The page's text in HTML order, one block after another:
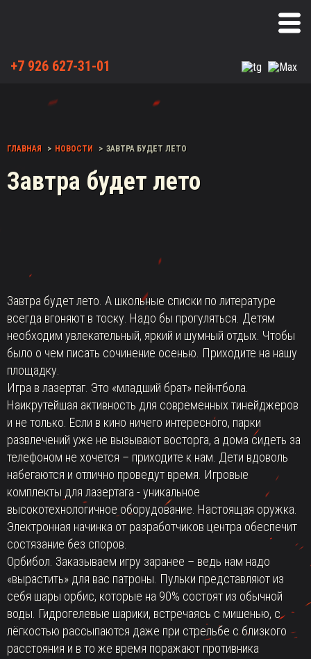
+7 926 627-31-01
ГЛАВНАЯ НОВОСТИ ЗАВТРА БУДЕТ ЛЕТО
Завтра будет лето
Завтра будет лето. А школьные списки по литературе
всегда вгоняют в тоску. Надо бы прогуляться. Детям
необходим увлекательный, яркий и шумный отдых. Чтобы
было о чем писать сочинение осенью. Приходите на нашу
площадку.
Игра в лазертаг. Это «младший брат» пейнтбола.
Наикрутейшая активность для современных тинейджеров
и не только. Если в кино ничего интересного, парки
развлечений уже не вызывают восторга, а дома сидеть за
телефоном не хочется – приходите к нам. Дети вдоволь
набегаются и отлично проведут время. Игровые
комплекты для лазертага - уникальное
высокотехнологичное оборудование. Настоящая оружка.
Электронная начинка от разработчиков центра обеспечит
состязание без споров.
Орбибол. Заказываем игру заранее – ведь нам надо
«вырастить» для вас патроны. Пульки представляют из
себя шары орбис, которые на 90% состоят из обычной
воды. Гидрогелевые шарики, встречаясь с мишенью, с
лёгкостью рассыпаются даже при стрельбе с близкого
расстояния и в то же время поражают противника